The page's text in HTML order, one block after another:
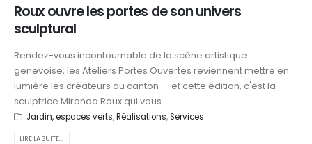
Roux ouvre les portes de son univers
sculptural
Rendez-vous incontournable de la scène artistique
genevoise, les Ateliers Portes Ouvertes reviennent mettre en
lumière les créateurs du canton — et cette édition, c'est la
sculptrice Miranda Roux qui vous...
Jardin, espaces verts,Réalisations,Services
LIRE LA SUITE...